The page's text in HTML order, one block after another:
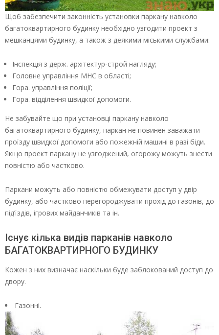
Щоб забезпечити законність установки паркану навколо
багатоквартирного будинку необхідно узгодити проект з
мешканцями будинку, а також з деякими міськими службами:
Інспекція з держ. архітектур-строй нагляду;
Головне управління МНС в області;
Гора. управління поліції;
Гора. відділення швидкої допомоги.
Не забувайте що при установці паркану навколо
багатоквартирного будинку, паркан не повинен заважати
проїзду швидкої допомоги або пожежній машині в разі біди.
Якщо проект паркану не узгоджений, огорожу можуть знести
повністю або частково.
Паркани можуть або повністю обмежувати доступ у двір
будинку, або частково перегороджувати прохід до газонів, до
під’їздів, ігрових майданчиків та ін.
Існує кілька видів парканів навколо
БАГАТОКВАРТИРНОГО БУДИНКУ
Кожен з них визначає наскільки буде заблокований доступ до
двору.
Газонні.